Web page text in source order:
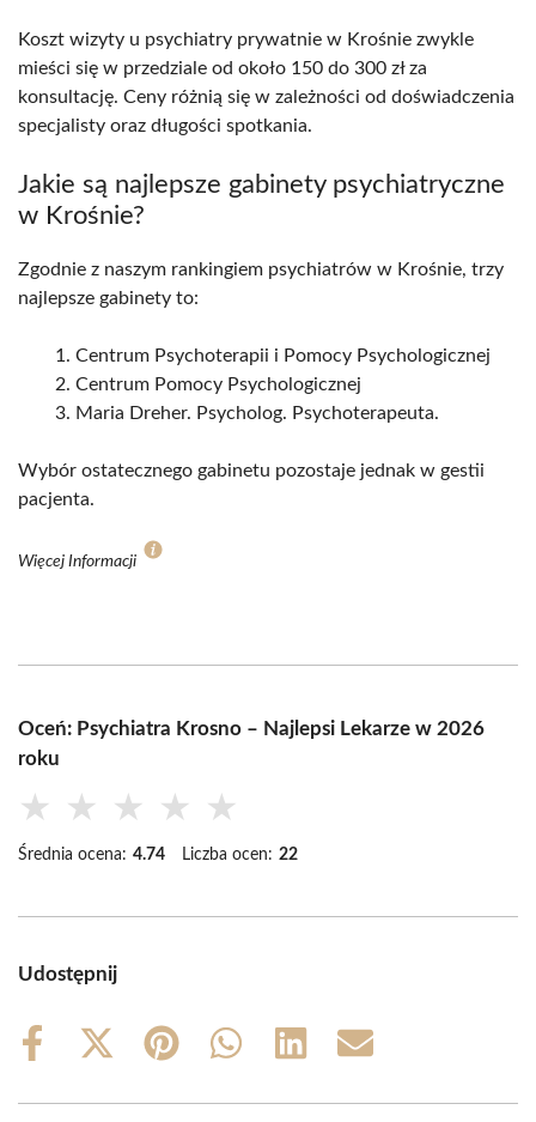
Koszt wizyty u psychiatry prywatnie w Krośnie zwykle
mieści się w przedziale od około 150 do 300 zł za
konsultację. Ceny różnią się w zależności od doświadczenia
specjalisty oraz długości spotkania.
Jakie są najlepsze gabinety psychiatryczne
w Krośnie?
Zgodnie z naszym rankingiem psychiatrów w Krośnie, trzy
najlepsze gabinety to:
Centrum Psychoterapii i Pomocy Psychologicznej
Centrum Pomocy Psychologicznej
Maria Dreher. Psycholog. Psychoterapeuta.
Wybór ostatecznego gabinetu pozostaje jednak w gestii
pacjenta.
Więcej Informacji
Oceń: Psychiatra Krosno – Najlepsi Lekarze w 2026
roku
★ ★ ★ ★ ★
Średnia ocena: 4.74 Liczba ocen: 22
Udostępnij
Share
Share
(Twitter)
Share
Share
Share
Share